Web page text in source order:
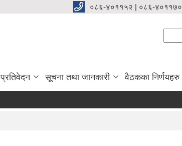
०८६-४०११५२ | ०८६-४०११७०
प्रतिवेदन सूचना तथा जानकारी वैठकका निर्णयहरु